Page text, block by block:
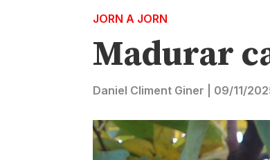
JORN A JORN
Madurar
Daniel Climent Giner 09/11/